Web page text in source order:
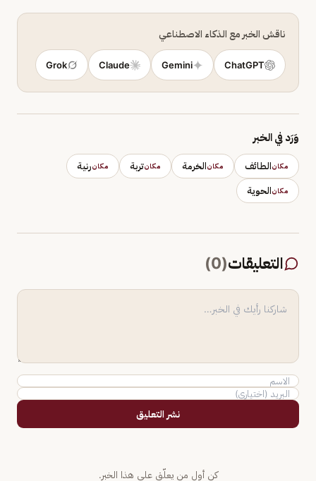
ناقش الخبر مع الذكاء الاصطناعي
ChatGPT
Gemini
Claude
Grok
وَرَد في الخبر
مكانالطائف مكانالخرمة مكانتربة مكانرنية
مكانالحوية
التعليقات(
0
)
نشر التعليق
كن أول من يعلّق على هذا الخبر.